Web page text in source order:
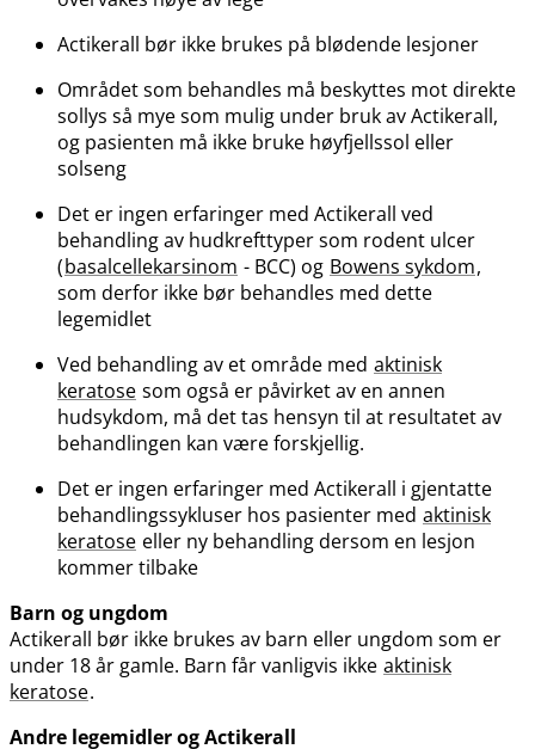
Actikerall bør ikke brukes på blødende lesjoner
Området som behandles må beskyttes mot direkte
sollys så mye som mulig under bruk av Actikerall,
og pasienten må ikke bruke høyfjellssol eller
solseng
Det er ingen erfaringer med Actikerall ved
behandling av hudkrefttyper som rodent ulcer
(basalcellekarsinom - BCC) og Bowens sykdom,
som derfor ikke bør behandles med dette
legemidlet
Ved behandling av et område med aktinisk
keratose som også er påvirket av en annen
hudsykdom, må det tas hensyn til at resultatet av
behandlingen kan være forskjellig.
Det er ingen erfaringer med Actikerall i gjentatte
behandlingssykluser hos pasienter med aktinisk
keratose eller ny behandling dersom en lesjon
kommer tilbake
Barn og ungdom
Actikerall bør ikke brukes av barn eller ungdom som er
under 18 år gamle. Barn får vanligvis ikke aktinisk
keratose.
Andre legemidler og Actikerall